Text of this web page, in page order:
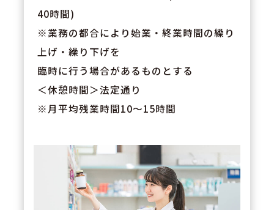
40時間)
※業務の都合により始業・終業時間の繰り
上げ・繰り下げを
臨時に行う場合があるものとする
＜休憩時間＞法定通り
※月平均残業時間10～15時間